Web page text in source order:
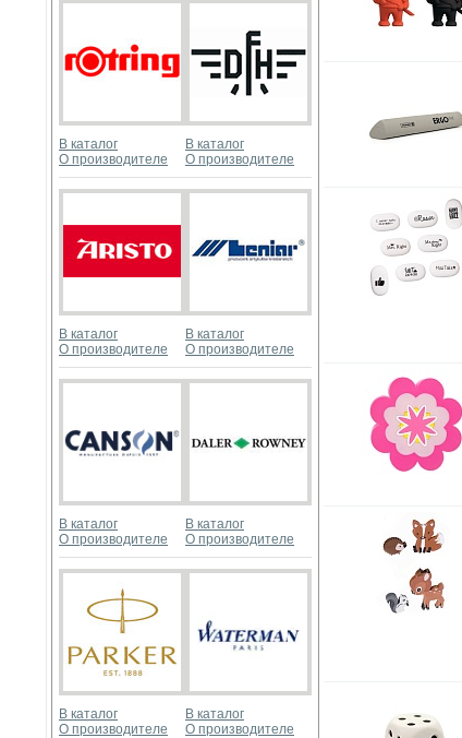
В каталог
О производителе
В каталог
О производителе
В каталог
О производителе
В каталог
О производителе
В каталог
О производителе
В каталог
О производителе
В каталог
О производителе
В каталог
О производителе